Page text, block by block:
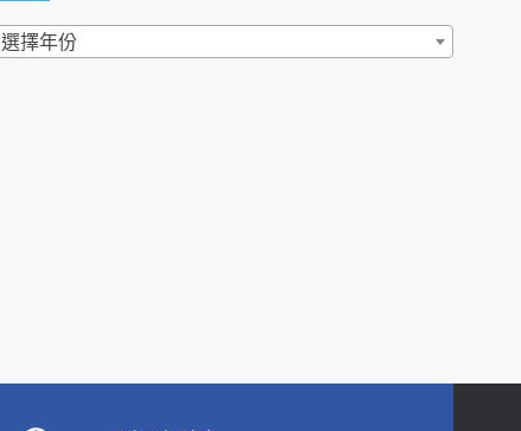
熱血響應
2026-06-30
【防跌密碼-防止嬰幼兒跌落及因應處理指
過量維生素D和鈣恐罹癌? 醫師釋疑：搞懂4原則
不怕補錯
瘦子也可能內臟脂肪過高！內臟脂肪標準是多
選擇年份